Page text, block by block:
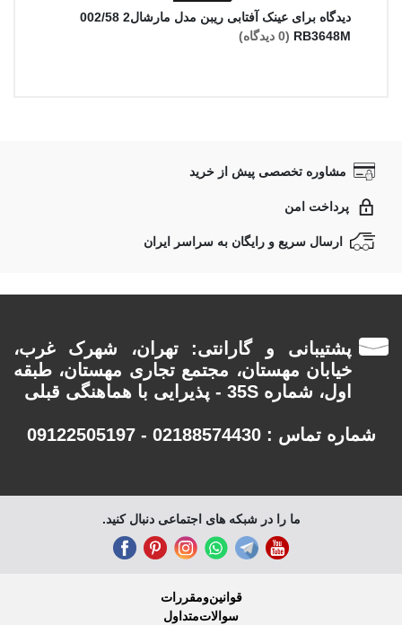
دیدگاه برای عینک آفتابی ریبن مدل مارشال2 002/58
RB3648M (0 دیدگاه)
مشاوره تخصصی پیش از خرید
پرداخت امن
ارسال سریع و رایگان به سراسر ایران
پشتیبانی و گارانتی: تهران، شهرک غرب،
خیابان مهستان، مجتمع تجاری مهستان، طبقه
اول، شماره 35S - پذیرایی با هماهنگی قبلی
شماره تماس : 02188574430 - 09122505197
ما را در شبکه های اجتماعی دنبال کنید.
قوانین‌ومقررات
سوالات‌متداول